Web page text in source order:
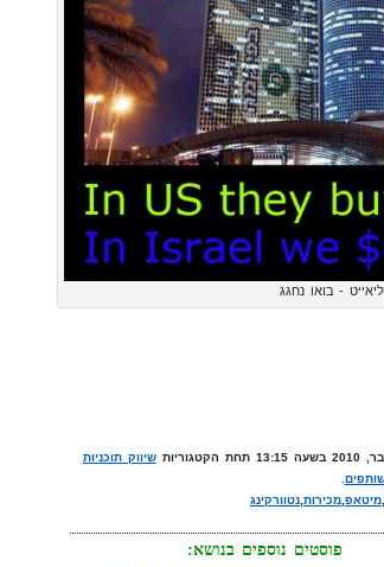
- בואו נחגג
שיווק תוכניות
מיטאפ מכירות נטוורקינג
פוסטים נוספים בנושא: